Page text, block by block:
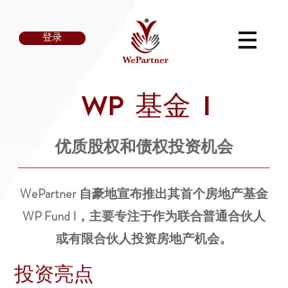
登录
WP 基金 I
优质股权和债权投资机会
WePartner 自豪地宣布推出其首个房地产基金
WP Fund I，主要专注于作为联合普通合伙人
或有限合伙人投资房地产机会。
投资亮点